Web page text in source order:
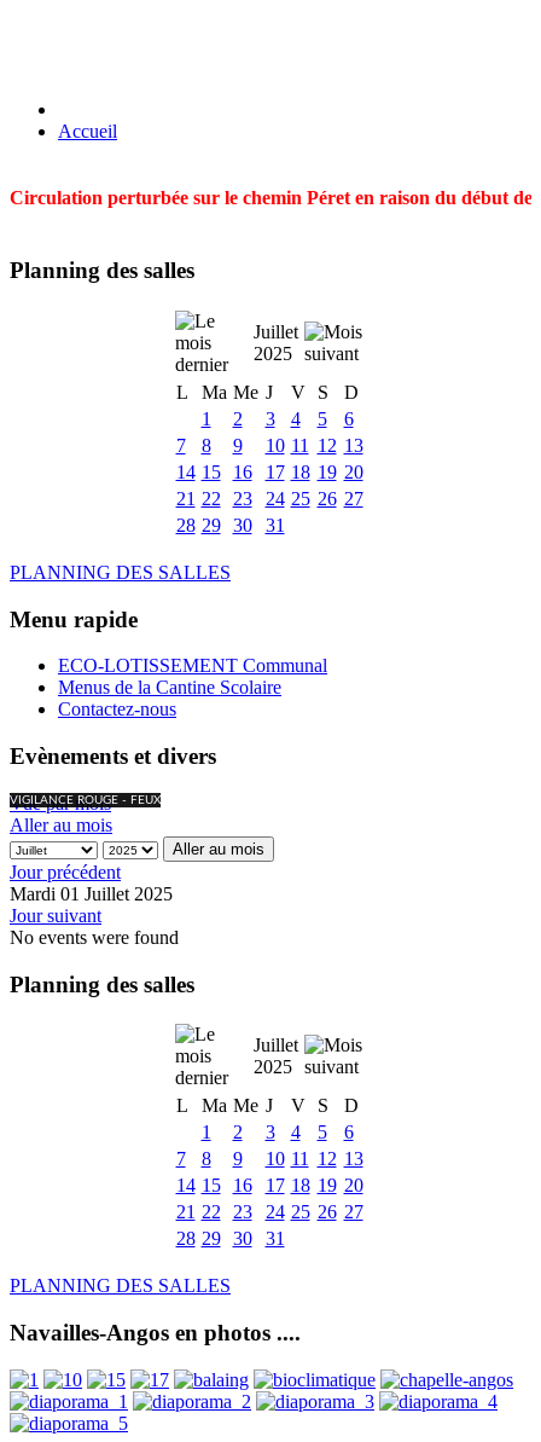
Accueil
Circulation perturbée sur le chemin Péret en raison du début
Planning des salles
Juillet
2025
L
Ma Me J V S
D
1
2 3 4 5
6
7
8 9 10 11 12 13
14 15 16 17 18 19 20
21 22 23 24 25 26 27
28 29 30 31
PLANNING DES SALLES
Menu rapide
ECO-LOTISSEMENT Communal
Menus de la Cantine Scolaire
Contactez-nous
Evènements et divers
VIGILANCE ROUGE - FEUX
Vue par mois
Aller au mois
Aller au mois
Jour précédent
Mardi 01 Juillet 2025
Jour suivant
No events were found
Planning des salles
Juillet
2025
L
Ma Me J V S
D
1
2 3 4 5
6
7
8 9 10 11 12 13
14 15 16 17 18 19 20
21 22 23 24 25 26 27
28 29 30 31
PLANNING DES SALLES
Navailles-Angos en photos ....